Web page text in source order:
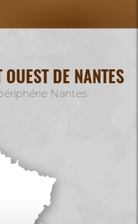
DE NANTES
Nantes